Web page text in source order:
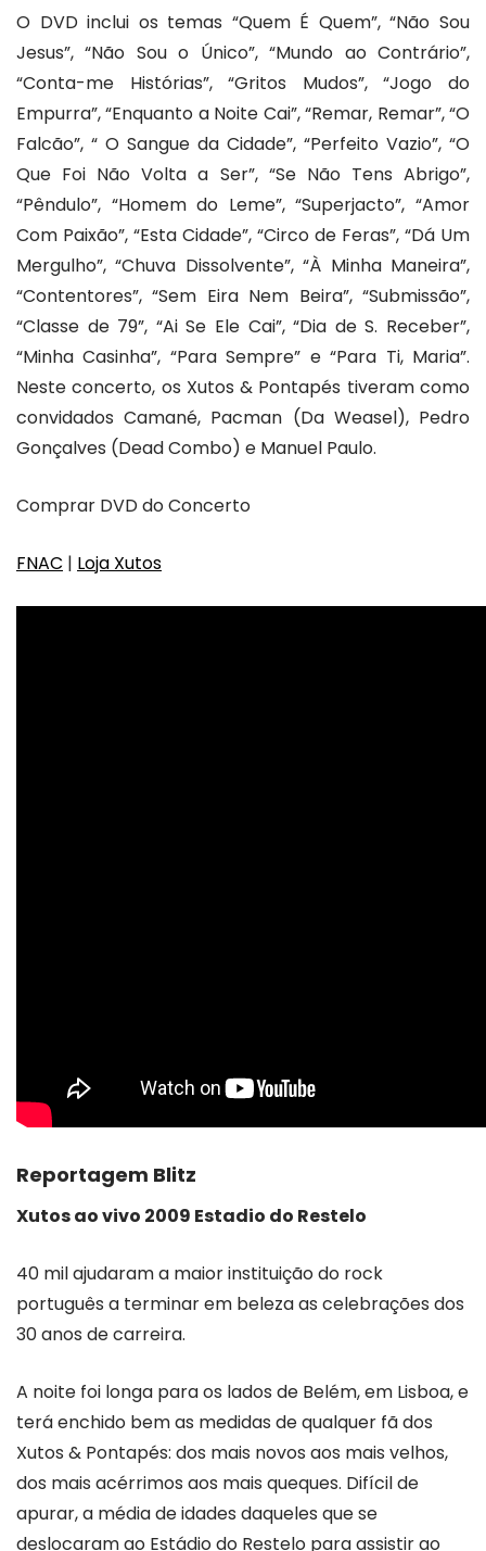
O DVD inclui os temas “Quem É Quem”, “Não Sou
Jesus”, “Não Sou o Único”, “Mundo ao Contrário”,
“Conta-me Histórias”, “Gritos Mudos”, “Jogo do
Empurra”, “Enquanto a Noite Cai”, “Remar, Remar”, “O
Falcão”, “ O Sangue da Cidade”, “Perfeito Vazio”, “O
Que Foi Não Volta a Ser”, “Se Não Tens Abrigo”,
“Pêndulo”, “Homem do Leme”, “Superjacto”, “Amor
Com Paixão”, “Esta Cidade”, “Circo de Feras”, “Dá Um
Mergulho”, “Chuva Dissolvente”, “À Minha Maneira”,
“Contentores”, “Sem Eira Nem Beira”, “Submissão”,
“Classe de 79”, “Ai Se Ele Cai”, “Dia de S. Receber”,
“Minha Casinha”, “Para Sempre” e “Para Ti, Maria”.
Neste concerto, os Xutos & Pontapés tiveram como
convidados Camané, Pacman (Da Weasel), Pedro
Gonçalves (Dead Combo) e Manuel Paulo.
Comprar DVD do Concerto
FNAC | Loja Xutos
Reportagem Blitz
Xutos ao vivo 2009 Estadio do Restelo
40 mil ajudaram a maior instituição do rock
português a terminar em beleza as celebrações dos
30 anos de carreira.
A noite foi longa para os lados de Belém, em Lisboa, e
terá enchido bem as medidas de qualquer fã dos
Xutos & Pontapés: dos mais novos aos mais velhos,
dos mais acérrimos aos mais queques. Difícil de
apurar, a média de idades daqueles que se
deslocaram ao Estádio do Restelo para assistir ao